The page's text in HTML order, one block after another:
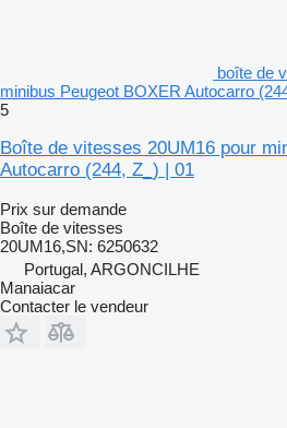
boîte de
minibus Peugeot BOXER Autocarro
5
Boîte de vitesses 20UM16 pour
Autocarro (244, Z_) | 01
Prix sur demande
Boîte de vitesses
20UM16,SN: 6250632
Portugal, ARGONCILHE
Manaiacar
Contacter le vendeur